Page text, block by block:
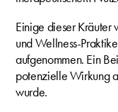
Einige dieser Kräuter
und Wellness-
aufgenommen. Ein
potenzielle Wirkung
wurde.